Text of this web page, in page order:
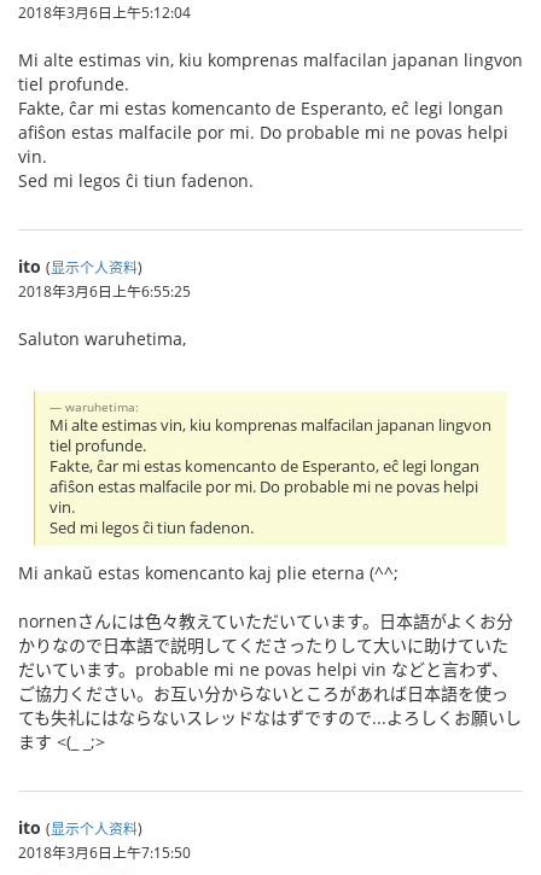
2018年3月6日上午5:12:04
Mi alte estimas vin, kiu komprenas malfacilan japanan lingvon
tiel profunde.
Fakte, ĉar mi estas komencanto de Esperanto, eĉ legi longan
afiŝon estas malfacile por mi. Do probable mi ne povas helpi
vin.
Sed mi legos ĉi tiun fadenon.
ito (显示个人资料)
2018年3月6日上午6:55:25
Saluton waruhetima,
waruhetima:
Mi alte estimas vin, kiu komprenas malfacilan japanan lingvon
tiel profunde.
Fakte, ĉar mi estas komencanto de Esperanto, eĉ legi longan
afiŝon estas malfacile por mi. Do probable mi ne povas helpi
vin.
Sed mi legos ĉi tiun fadenon.
Mi ankaŭ estas komencanto kaj plie eterna (^^;
nornenさんには色々教えていただいています。日本語がよくお分
かりなので日本語で説明してくださったりして大いに助けていた
だいています。probable mi ne povas helpi vin などと言わず、
ご協力ください。お互い分からないところがあれば日本語を使っ
ても失礼にはならないスレッドなはずですので...よろしくお願いし
ます <(_ _;>
ito (显示个人资料)
2018年3月6日上午7:15:50